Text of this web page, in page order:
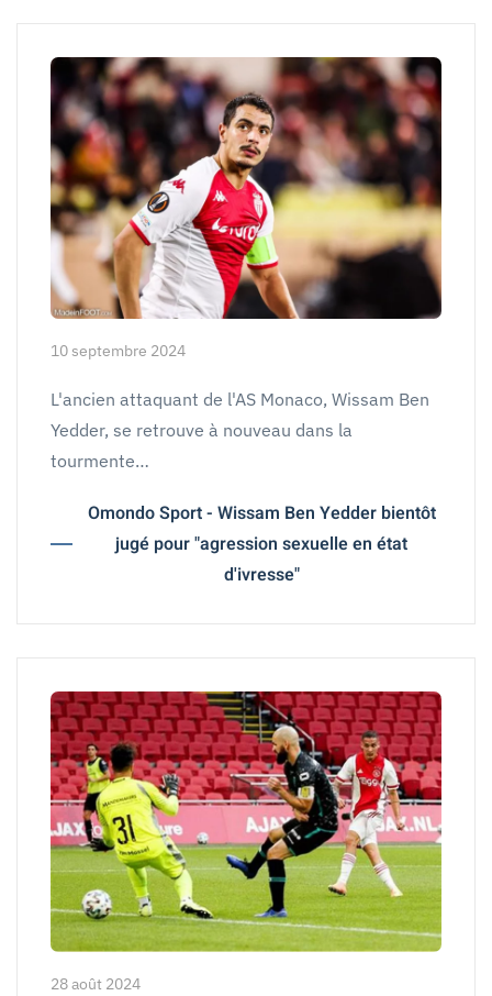
10 septembre 2024
L'ancien attaquant de l'AS Monaco, Wissam Ben
Yedder, se retrouve à nouveau dans la
tourmente…
Omondo Sport - Wissam Ben Yedder bientôt
jugé pour "agression sexuelle en état
d'ivresse"
28 août 2024